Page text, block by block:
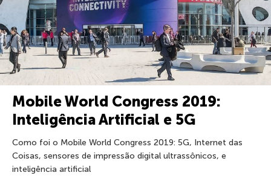
Mobile World Congress 2019:
Inteligência Artificial e 5G
Como foi o Mobile World Congress 2019: 5G, Internet das
Coisas, sensores de impressão digital ultrassônicos, e
inteligência artificial